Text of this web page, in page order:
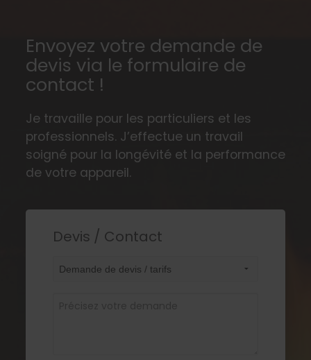
Envoyez votre demande de
devis via le formulaire de
contact !
Je travaille pour les particuliers et les
professionnels. J’effectue un travail
soigné pour la longévité et la performance
de votre appareil.
Devis / Contact